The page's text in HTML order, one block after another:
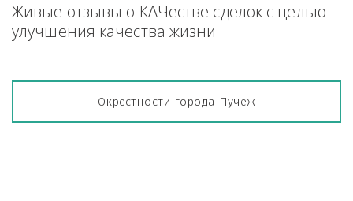
Живые отзывы о КАЧестве сделок с целью
улучшения качества жизни
Окрестности города Пучеж